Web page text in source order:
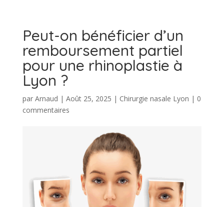
Peut-on bénéficier d’un
remboursement partiel
pour une rhinoplastie à
Lyon ?
par Arnaud | Août 25, 2025 | Chirurgie nasale Lyon | 0
commentaires